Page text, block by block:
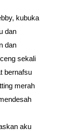
kubuka
dan
dan
sekali
bernafsu
merah
aku